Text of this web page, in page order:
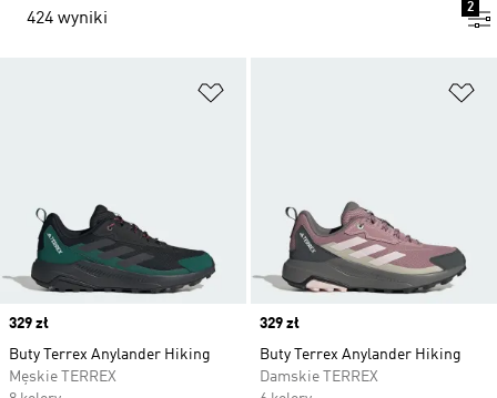
424 wyniki
2
Price
329 zł
Buty Terrex Anylander Hiking
Męskie TERREX
Price
329 zł
Buty Terrex Anylander Hiking
Damskie TERREX